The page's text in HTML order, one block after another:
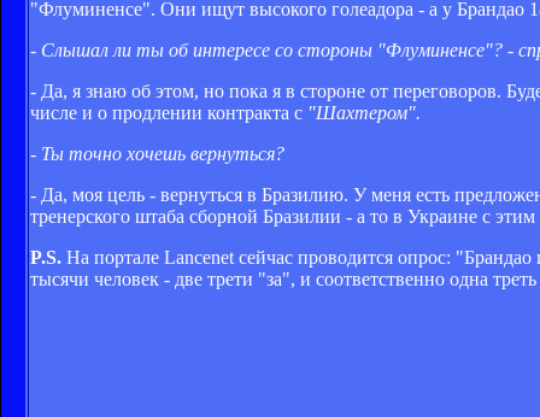
"Флуминенсе". Они ищут высокого голеадора - а у Брандао
- Слышал ли ты об интересе со стороны "Флуминенсе"? -
- Да, я знаю об этом, но пока я в стороне от переговоров.
числе и о продлении контракта с "Шахтером".
- Ты точно хочешь вернуться?
- Да, моя цель - вернуться в Бразилию. У меня есть
тренерского штаба сборной Бразилии - а то в Украине с
P.S. На портале Lancenet сейчас проводится опрос:
тысячи человек - две трети "за", и соответственно одна